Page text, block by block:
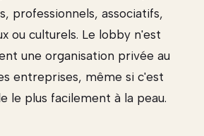
professionnels, associatifs,
ou culturels. Le lobby n'est
une organisation privée au
entreprises, même si c'est
le plus facilement à la peau.